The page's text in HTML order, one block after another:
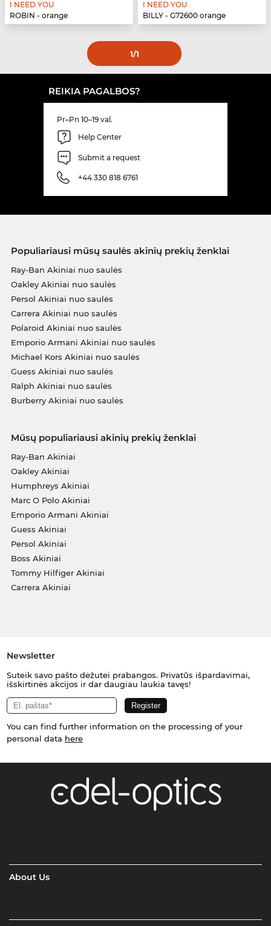
I NEED YOU
ROBIN - orange
I NEED YOU
BILLY - G72600 orange
1/1
REIKIA PAGALBOS?
Pr–Pn 10–19 val.
Help Center
Submit a request
+44 330 818 6761
Populiariausi mūsų saulės akinių prekių ženklai
Ray-Ban Akiniai nuo saulės
Oakley Akiniai nuo saulės
Persol Akiniai nuo saulės
Carrera Akiniai nuo saulės
Polaroid Akiniai nuo saulės
Emporio Armani Akiniai nuo saulės
Michael Kors Akiniai nuo saulės
Guess Akiniai nuo saulės
Ralph Akiniai nuo saulės
Burberry Akiniai nuo saulės
Mūsų populiariausi akinių prekių ženklai
Ray-Ban Akiniai
Oakley Akiniai
Humphreys Akiniai
Marc O Polo Akiniai
Emporio Armani Akiniai
Guess Akiniai
Persol Akiniai
Boss Akiniai
Tommy Hilfiger Akiniai
Carrera Akiniai
Newsletter
Suteik savo pašto dėžutei prabangos. Privatūs išpardavimai,
išskirtinės akcijos ir dar daugiau laukia tavęs!
You can find further information on the processing of your
personal data here
About Us